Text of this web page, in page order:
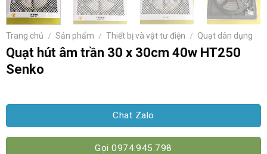
Trang chủ / Sản phẩm / Thiết bị và vật tư điện / Quạt dân dụng
Quạt hút âm trần 30 x 30cm 40w HT250
Senko
Chat Zalo
Gọi 0974.945.798